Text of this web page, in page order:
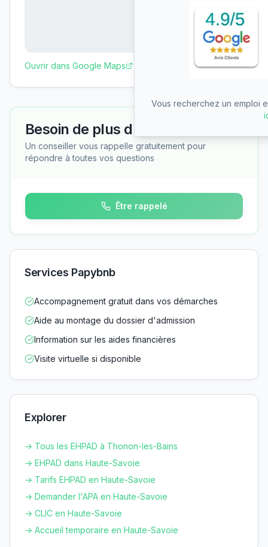
Ouvrir dans Google Maps
Besoin de plus d'informations ?
Un conseiller vous rappelle gratuitement pour
répondre à toutes vos questions
Être rappelé
Services Papybnb
Accompagnement gratuit dans vos démarches
Aide au montage du dossier d'admission
Information sur les aides financières
Visite virtuelle si disponible
Explorer
→ Tous les EHPAD à Thonon-les-Bains
→ EHPAD dans Haute-Savoie
→ Tarifs EHPAD en Haute-Savoie
→ Demander l'APA en Haute-Savoie
→ CLIC en Haute-Savoie
→ Accueil temporaire en Haute-Savoie
Vous recherchez un emploi